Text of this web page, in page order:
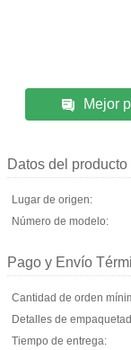
Mejor
Datos del producto
Lugar de origen:
Número de modelo:
Pago y Envío
Cantidad de orden
Detalles de
Tiempo de entrega: